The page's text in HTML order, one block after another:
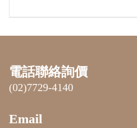
電話聯絡詢價
(02)7729-4140
Email